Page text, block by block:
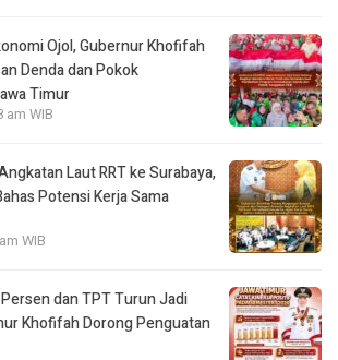
Ojol, Gubernur Khofifah
Denda dan Pokok
Timur
am WIB
Laut RRT ke Surabaya,
Potensi Kerja Sama
WIB
dan TPT Turun Jadi
Khofifah Dorong Penguatan